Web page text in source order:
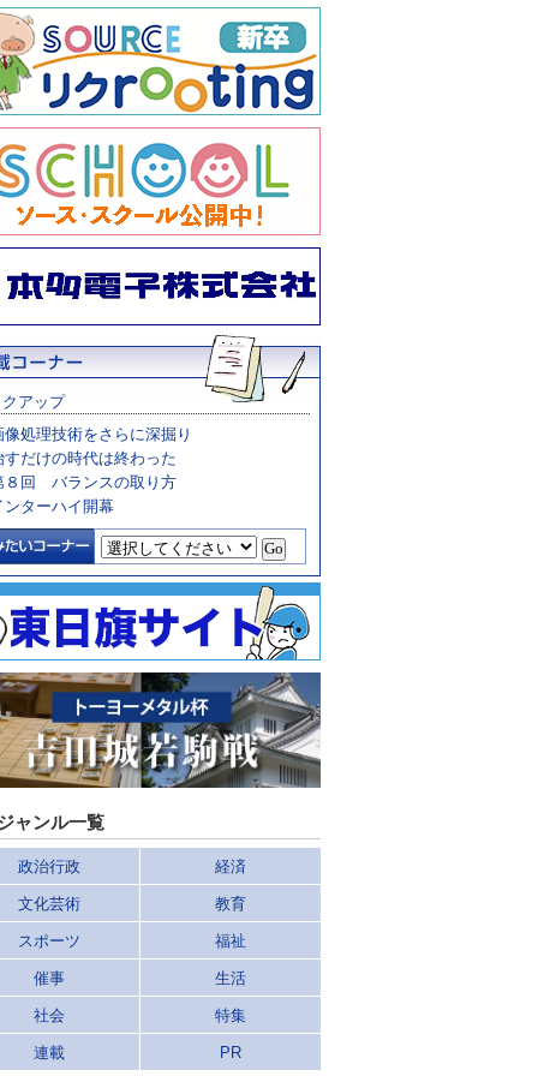
アップ
像処理技術をさらに深掘り
すだけの時代は終わった
８回 バランスの取り方
ンターハイ開幕
ャンル一覧
政治行政 経済
文化芸術 教育
スポーツ 福祉
催事 生活
社会 特集
連載 PR